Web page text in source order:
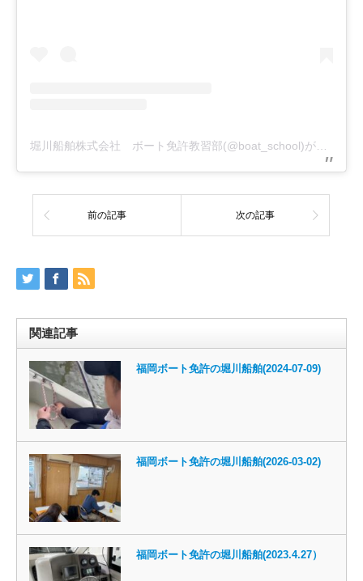
前の記事 次の記事
関連記事
福岡ボート免許の堀川船舶(2024-07-09)
福岡ボート免許の堀川船舶(2026-03-02)
福岡ボート免許の堀川船舶(2023.4.27）